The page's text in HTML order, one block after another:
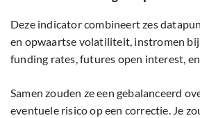
Deze indicator combineert zes
en opwaartse volatiliteit, instromen
funding rates, futures open interest,
Samen zouden ze een gebalanceerd
eventuele risico op een correctie. Je